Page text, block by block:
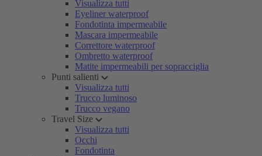
Visualizza tutti
Eyeliner waterproof
Fondotinta impermeabile
Mascara impermeabile
Correttore waterproof
Ombretto waterproof
Matite impermeabili per sopracciglia
Punti salienti
Visualizza tutti
Trucco luminoso
Trucco vegano
Travel Size
Visualizza tutti
Occhi
Fondotinta